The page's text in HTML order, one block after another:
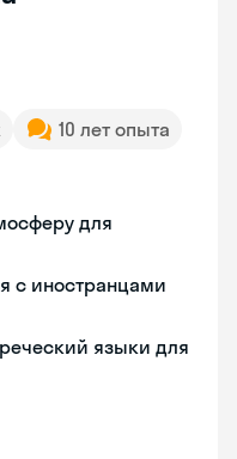
10 лет опыта
для
с иностранцами
языки для